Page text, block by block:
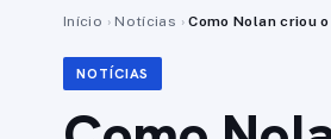
Início › Notícias › Como Nolan criou
NOTÍCIAS